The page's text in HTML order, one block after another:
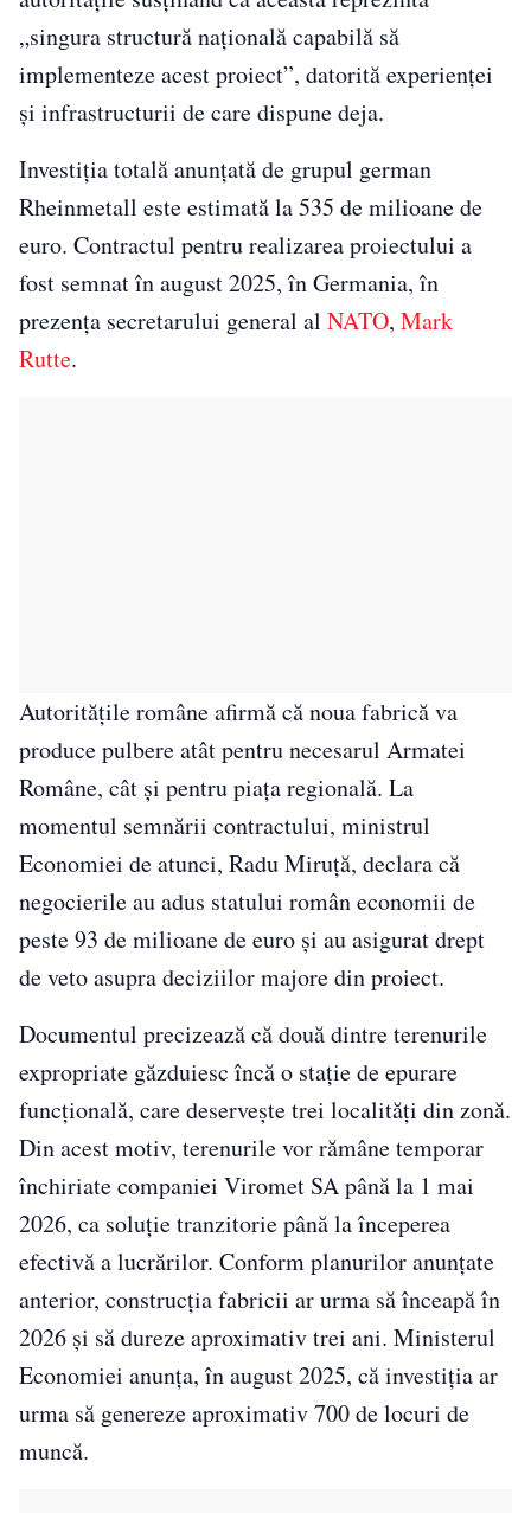
„singura structură națională capabilă să
implementeze acest proiect”, datorită experienței
și infrastructurii de care dispune deja.
Investiția totală anunțată de grupul german
Rheinmetall este estimată la 535 de milioane de
euro. Contractul pentru realizarea proiectului a
fost semnat în august 2025, în Germania, în
prezența secretarului general al NATO, Mark
Rutte.
Autoritățile române afirmă că noua fabrică va
produce pulbere atât pentru necesarul Armatei
Române, cât și pentru piața regională. La
momentul semnării contractului, ministrul
Economiei de atunci, Radu Miruță, declara că
negocierile au adus statului român economii de
peste 93 de milioane de euro și au asigurat drept
de veto asupra deciziilor majore din proiect.
Documentul precizează că două dintre terenurile
expropriate găzduiesc încă o stație de epurare
funcțională, care deservește trei localități din zonă.
Din acest motiv, terenurile vor rămâne temporar
închiriate companiei Viromet SA până la 1 mai
2026, ca soluție tranzitorie până la începerea
efectivă a lucrărilor. Conform planurilor anunțate
anterior, construcția fabricii ar urma să înceapă în
2026 și să dureze aproximativ trei ani. Ministerul
Economiei anunța, în august 2025, că investiția ar
urma să genereze aproximativ 700 de locuri de
muncă.